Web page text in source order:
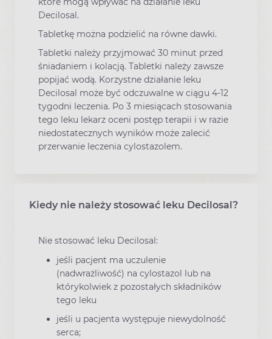
Decilosal.
Tabletkę można podzielić na równe dawki.
Tabletki należy przyjmować 30 minut przed
śniadaniem i kolacją. Tabletki należy zawsze
popijać wodą. Korzystne działanie leku
Decilosal może być odczuwalne w ciągu 4-12
tygodni leczenia. Po 3 miesiącach stosowania
tego leku lekarz oceni postęp terapii i w razie
niedostatecznych wyników może zalecić
przerwanie leczenia cylostazolem.
Kiedy nie należy stosować leku Decilosal?
Nie stosować leku Decilosal:
jeśli pacjent ma uczulenie
(nadwrażliwość) na cylostazol lub na
którykolwiek z pozostałych składników
tego leku
jeśli u pacjenta występuje niewydolność
serca;